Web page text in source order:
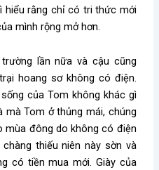
hiểu rằng chỉ có tri thức mới
mình rộng mở hơn.
lần nữa và cậu cũng
hoang sơ không có điện.
của Tom không khác gì
mà Tom ở thủng mái, chúng
mùa đông do không có điện
thiếu niên này sờn và
có tiền mua mới. Giày của